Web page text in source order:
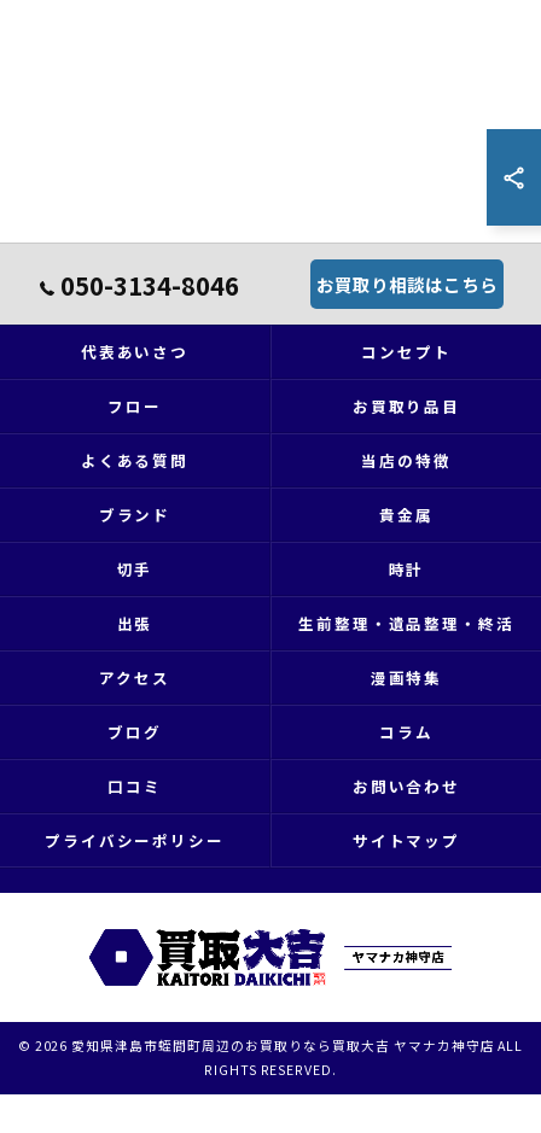
050-3134-8046 お買取り相談はこちら
代表あいさつ コンセプト
フロー お買取り品目
よくある質問 当店の特徴
ブランド 貴金属
切手 時計
出張 生前整理・遺品整理・終活
アクセス 漫画特集
ブログ コラム
口コミ お問い合わせ
プライバシーポリシー サイトマップ
© 2026 愛知県津島市蛭間町周辺のお買取りなら買取大吉 ヤマナカ神守店 ALL
RIGHTS RESERVED.